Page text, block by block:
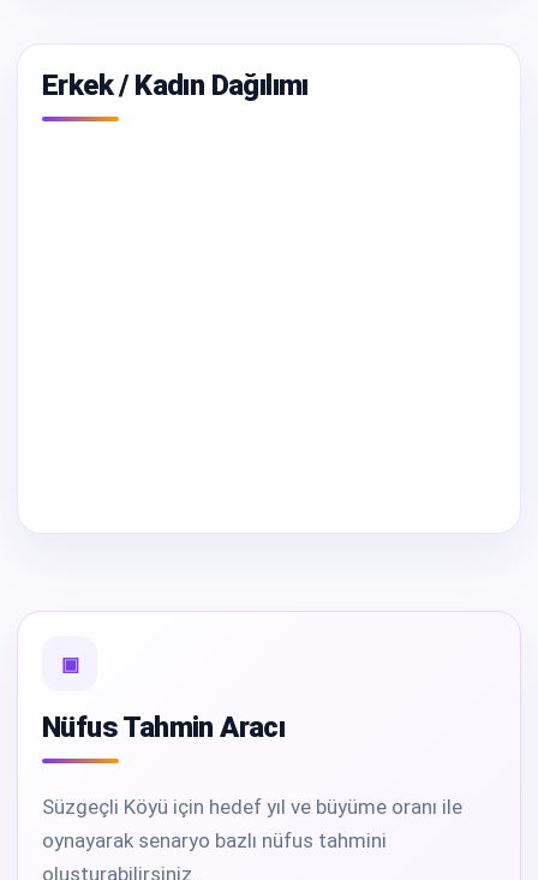
Erkek / Kadın Dağılımı
▣
Nüfus Tahmin Aracı
Süzgeçli Köyü için hedef yıl ve büyüme oranı ile
oynayarak senaryo bazlı nüfus tahmini
oluşturabilirsiniz.